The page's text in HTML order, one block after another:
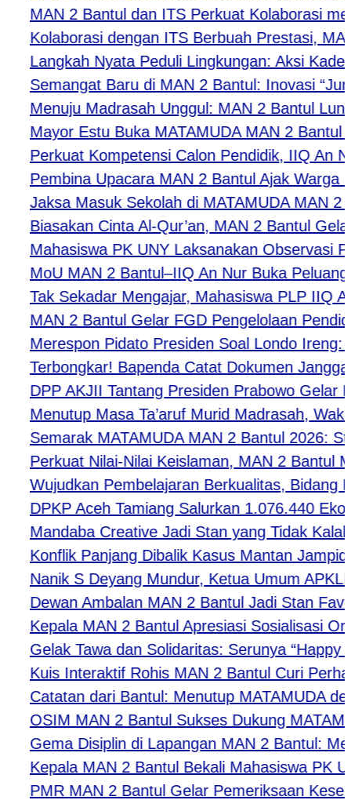
MAN 2 Bantul dan ITS Perkuat Kolaborasi
Kolaborasi dengan ITS Berbuah Prestasi, MAN
Langkah Nyata Peduli Lingkungan: Aksi Kader
Semangat Baru di MAN 2 Bantul: Inovasi
Menuju Madrasah Unggul: MAN 2 Bantul
Mayor Estu Buka MATAMUDA MAN 2 Bantul
Perkuat Kompetensi Calon Pendidik, IIQ An
Pembina Upacara MAN 2 Bantul Ajak Warga
Jaksa Masuk Sekolah di MATAMUDA MAN 2
Biasakan Cinta Al-Qur’an, MAN 2 Bantul Gelar
Mahasiswa PK UNY Laksanakan Observasi
MoU MAN 2 Bantul–IIQ An Nur Buka Peluang
Tak Sekadar Mengajar, Mahasiswa PLP IIQ An
MAN 2 Bantul Gelar FGD Pengelolaan
Merespon Pidato Presiden Soal Londo Ireng:
​Terbongkar! Bapenda Catat Dokumen Janggal:
DPP AKJII Tantang Presiden Prabowo Gelar
Menutup Masa Ta’aruf Murid Madrasah, Waka
Semarak MATAMUDA MAN 2 Bantul 2026:
Perkuat Nilai-Nilai Keislaman, MAN 2 Bantul
Wujudkan Pembelajaran Berkualitas, Bidang
DPKP Aceh Tamiang Salurkan 1.076.440 Ekor
Mandaba Creative Jadi Stan yang Tidak Kalah
Konflik Panjang Dibalik Kasus Mantan
Nanik S Deyang Mundur, Ketua Umum APKLI-
Dewan Ambalan MAN 2 Bantul Jadi Stan
Kepala MAN 2 Bantul Apresiasi Sosialisasi
Gelak Tawa dan Solidaritas: Serunya “Happy
Kuis Interaktif Rohis MAN 2 Bantul Curi
Catatan dari Bantul: Menutup MATAMUDA
OSIM MAN 2 Bantul Sukses Dukung
Gema Disiplin di Lapangan MAN 2 Bantul:
Kepala MAN 2 Bantul Bekali Mahasiswa PK
PMR MAN 2 Bantul Gelar Pemeriksaan